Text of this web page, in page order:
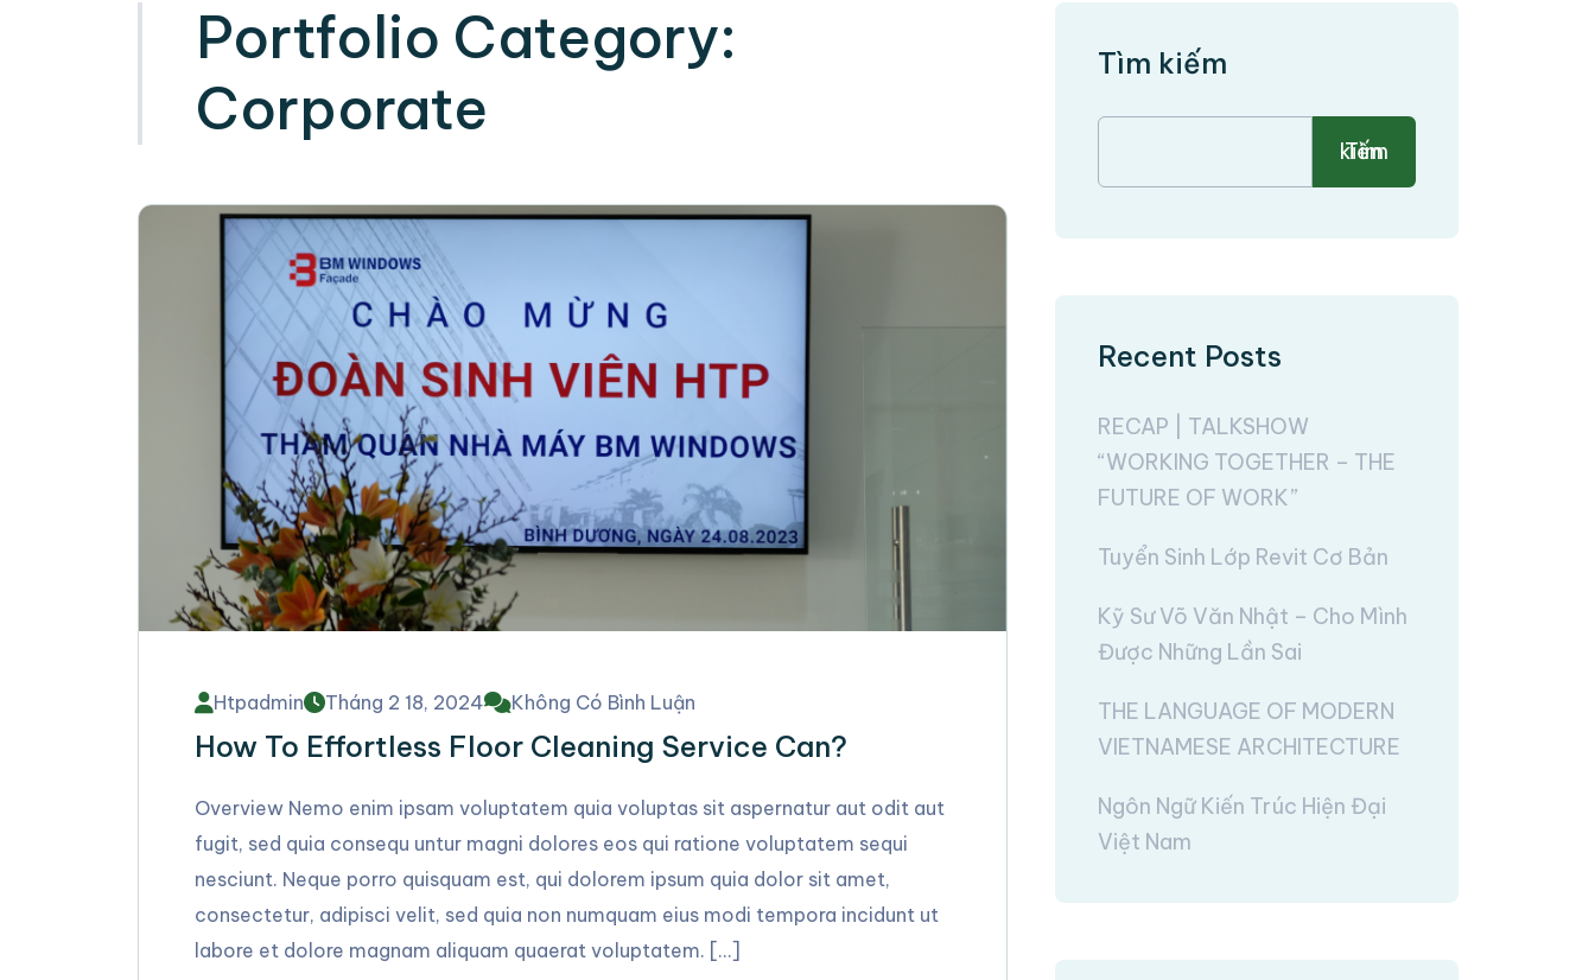
Portfolio Category:
Corporate
Htpadmin Tháng 2 18, 2024 Không Có Bình Luận
How To Effortless Floor Cleaning Service Can?
Overview Nemo enim ipsam voluptatem quia voluptas sit aspernatur aut odit aut
fugit, sed quia consequ untur magni dolores eos qui ratione voluptatem sequi
nesciunt. Neque porro quisquam est, qui dolorem ipsum quia dolor sit amet,
consectetur, adipisci velit, sed quia non numquam eius modi tempora incidunt ut
labore et dolore magnam aliquam quaerat voluptatem. […]
Tìm kiếm
Tìm kiếm
Recent Posts
RECAP | TALKSHOW
“WORKING TOGETHER – THE
FUTURE OF WORK”
Tuyển Sinh Lớp Revit Cơ Bản
Kỹ Sư Võ Văn Nhật – Cho Mình
Được Những Lần Sai
THE LANGUAGE OF MODERN
VIETNAMESE ARCHITECTURE
Ngôn Ngữ Kiến Trúc Hiện Đại
Việt Nam